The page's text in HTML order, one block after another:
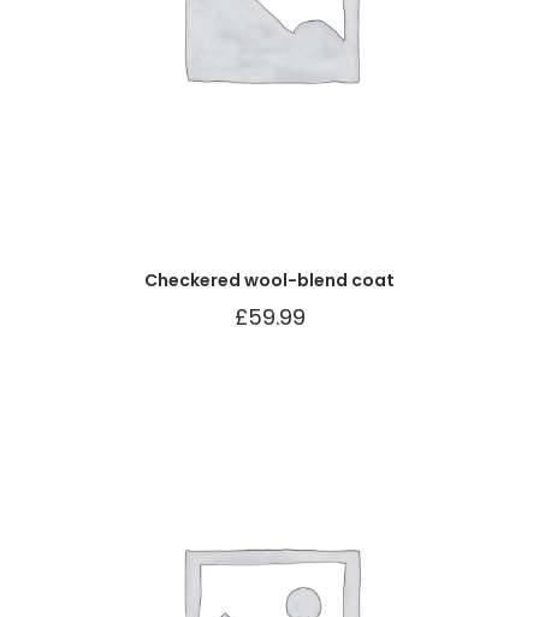
Checkered wool-blend coat
£59.99